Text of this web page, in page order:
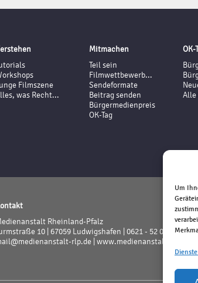
Um
Filmszene
was Recht...
Mitmachen
Teil sein
Filmwettbewerb...
Sendeformate
Beitrag senden
Bürgermedienpreis
OK-Tag
OK-
Alle
Rheinland-Pfalz
10 | 67059 Ludwigshafen | 0621 - 52 02 - 0
rlp.de | www.medienanstalt-rlp.de